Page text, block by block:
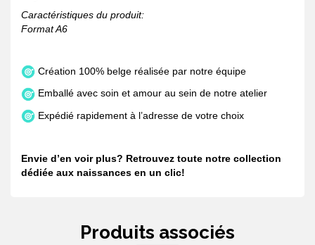
Caractéristiques du produit:
Format A6
Création 100% belge réalisée par notre équipe
Emballé avec soin et amour au sein de notre atelier
Expédié rapidement à l’adresse de votre choix
Envie d’en voir plus? Retrouvez toute notre collection
dédiée aux naissances en un clic!
Produits associés